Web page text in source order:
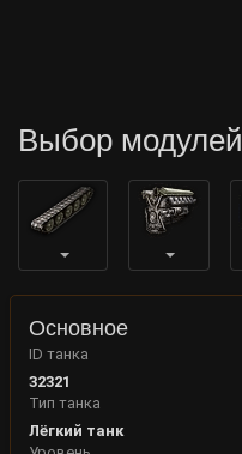
Выбор модулей
Основное
ID танка
32321
Тип танка
Лёгкий танк